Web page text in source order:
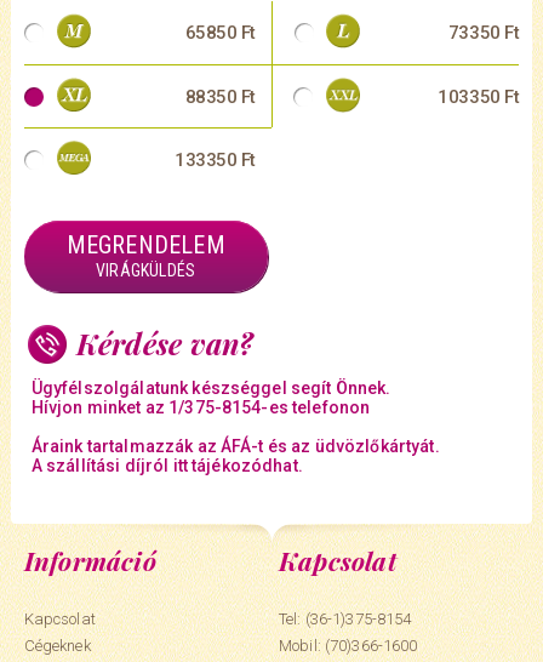
65850 Ft 73350 Ft
88350 Ft 103350 Ft
133350 Ft
MEGRENDELEM
VIRÁGKÜLDÉS
Kérdése van?
Ügyfélszolgálatunk készséggel segít Önnek.
Hívjon minket az 1/375-8154-es telefonon
Áraink tartalmazzák az ÁFÁ-t és az üdvözlőkártyát.
A szállítási díjról itt tájékozódhat.
Információ
Kapcsolat
Cégeknek
Kapcsolat
Tel: (36-1)375-8154
Mobil:(70)366-1600